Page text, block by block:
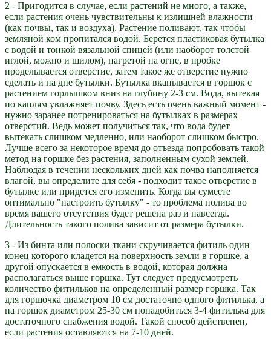
2 - Пригодится в случае, если растений не много, а также,
если растения очень чувствительны к излишней влажности
(как почвы, так и воздуха). Растение поливают, так чтобы
земляной ком пропитался водой. Берется пластиковая бутылка
с водой и тонкой вязальной спицей (или наоборот толстой
иглой, можно и шилом), нагретой на огне, в пробке
проделывается отверстие, затем такое же отверстие нужно
сделать и на дне бутылки. Бутылка вкапывается в горшок с
растением горлышком вниз на глубину 2-3 см. Вода, вытекая
по каплям увлажняет почву. Здесь есть очень важный момент -
нужно заранее потренироваться на бутылках в размерах
отверстий. Ведь может получиться так, что вода будет
вытекать слишком медленно, или наоборот слишком быстро.
Лучше всего за некоторое время до отъезда попробовать такой
метод на горшке без растения, заполненным сухой землей.
Наблюдая в течении нескольких дней как почва наполняется
влагой, вы определите для себя - подходит такое отверстие в
бутылке или придется его изменить. Когда вы сумеете
оптимально "настроить бутылку" - то проблема полива во
время вашего отсутствия будет решена раз и навсегда.
Длительность такого полива зависит от размера бутылки.
3 - Из бинта или полоски ткани скручивается фитиль один
конец которого кладется на поверхность земли в горшке, а
другой опускается в емкость в водой, которая должна
располагаться выше горшка. Тут следует предусмотреть
количество фитильков на определенный размер горшка. Так
для горшочка диаметром 10 см достаточно одного фитилька, а
на горшок диаметром 25-30 см понадобиться 3-4 фитилька для
достаточного снабжения водой. Такой способ действенен,
если растения оставляются на 7-10 дней.